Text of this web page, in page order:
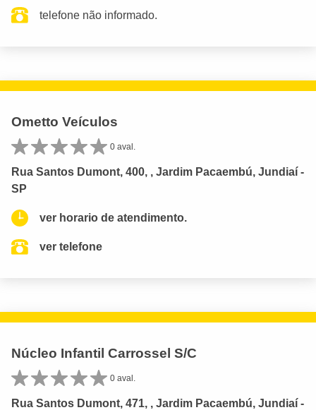
telefone não informado.
Ometto Veículos
0 aval.
Rua Santos Dumont, 400, , Jardim Pacaembú, Jundiaí -
SP
ver horario de atendimento.
ver telefone
Núcleo Infantil Carrossel S/C
0 aval.
Rua Santos Dumont, 471, , Jardim Pacaembú, Jundiaí -